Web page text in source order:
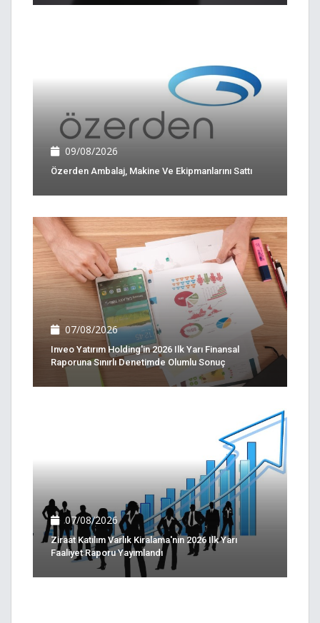
09/08/2026
Özerden Ambalaj, Makine Ve Ekipmanlarını Sattı
07/08/2026
Inveo Yatırım Holding'in 2026 Ilk Yarı Finansal
Raporuna Sınırlı Denetimde Olumlu Sonuç
07/08/2026
Ziraat Katılım Varlık Kiralama'nın 2026 Ilk Yarı
Faaliyet Raporu Yayımlandı